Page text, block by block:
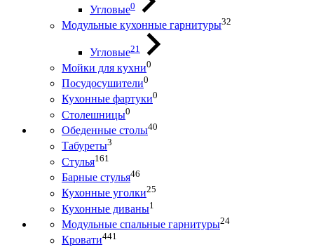
Угловые0
Модульные кухонные гарнитуры32
Угловые21
Мойки для кухни0
Посудосушители0
Кухонные фартуки0
Столешницы0
Обеденные столы40
Табуреты3
Стулья161
Барные стулья46
Кухонные уголки25
Кухонные диваны1
Модульные спальные гарнитуры24
Кровати441